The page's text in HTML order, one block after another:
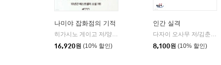
나미야 잡화점의 기적
히가시노 게이고 저/양윤옥 역
현대문학
16,920원 (10% 할인)
인간 실격
다자이 오사무 저/김춘미 역
8,100원 (10% 할인)